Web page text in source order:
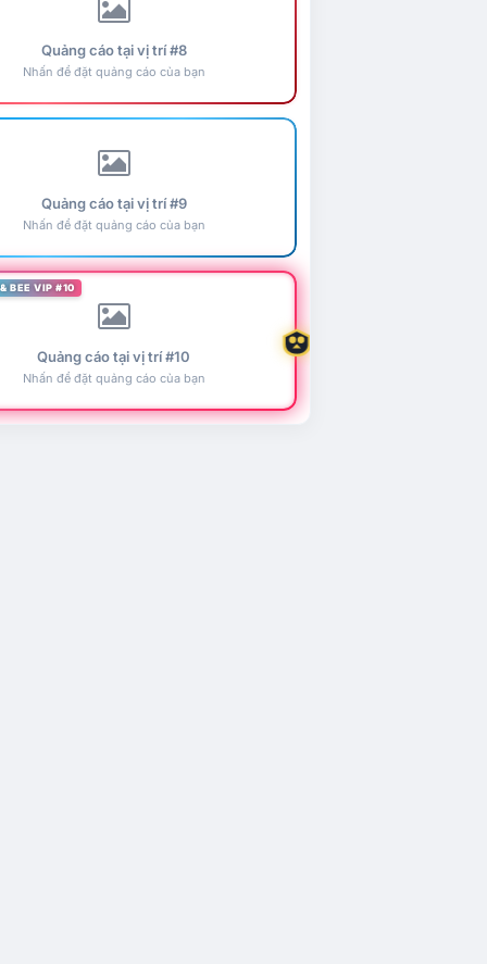
Quảng cáo tại vị trí #8
Nhấn để đặt quảng cáo của bạn
Quảng cáo tại vị trí #9
Nhấn để đặt quảng cáo của bạn
BEE VIP #10
Quảng cáo tại vị trí #10
Nhấn để đặt quảng cáo của bạn